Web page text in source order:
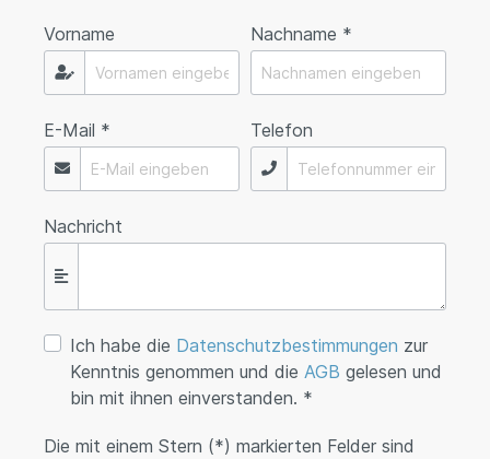
Vorname Nachname *
E-Mail * Telefon
Nachricht
Ich habe die Datenschutzbestimmungen zur
Kenntnis genommen und die AGB gelesen und
bin mit ihnen einverstanden. *
Die mit einem Stern (*) markierten Felder sind